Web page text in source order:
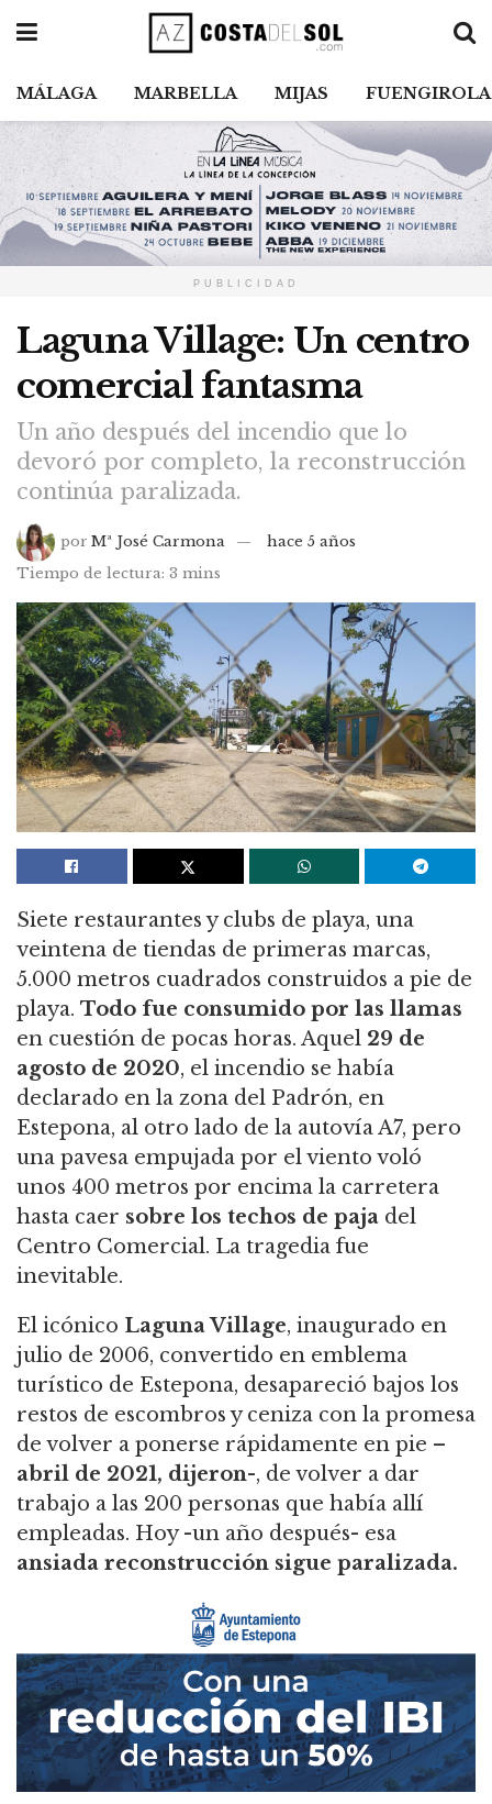
MÁLAGA MARBELLA MIJAS FUENGIROLA
PUBLICIDAD
Laguna Village: Un centro
comercial fantasma
Un año después del incendio que lo
devoró por completo, la reconstrucción
continúa paralizada.
por Mª José Carmona
hace 5 años
Tiempo de lectura: 3 mins
Siete restaurantes y clubs de playa, una
veintena de tiendas de primeras marcas,
5.000 metros cuadrados construidos a pie de
playa. Todo fue consumido por las llamas
en cuestión de pocas horas. Aquel 29 de
agosto de 2020, el incendio se había
declarado en la zona del Padrón, en
Estepona, al otro lado de la autovía A7, pero
una pavesa empujada por el viento voló
unos 400 metros por encima la carretera
hasta caer sobre los techos de paja del
Centro Comercial. La tragedia fue
inevitable.
El icónico Laguna Village, inaugurado en
julio de 2006, convertido en emblema
turístico de Estepona, desapareció bajos los
restos de escombros y ceniza con la promesa
de volver a ponerse rápidamente en pie –
abril de 2021, dijeron-, de volver a dar
trabajo a las 200 personas que había allí
empleadas. Hoy -un año después- esa
ansiada reconstrucción sigue paralizada.